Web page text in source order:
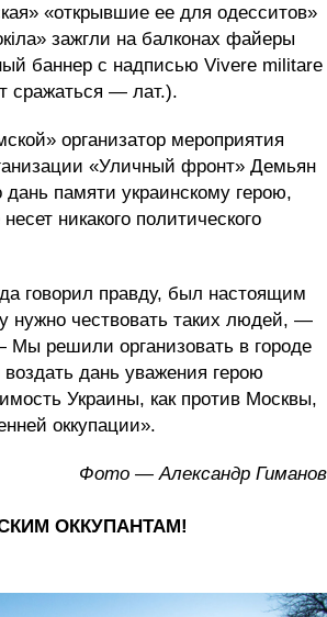
«открывшие ее для одесситов»
зажгли на балконах файеры
баннер с надписью Vivere militare
сражаться — лат.).
организатор мероприятия
«Уличный фронт» Демьян
памяти украинскому герою,
никакого политического
говорил правду, был настоящим
нужно чествовать таких людей, —
Мы решили организовать в городе
дань уважения герою
Украины, как против Москвы,
оккупации».
Фото — Александр Гиманов
ОККУПАНТАМ!